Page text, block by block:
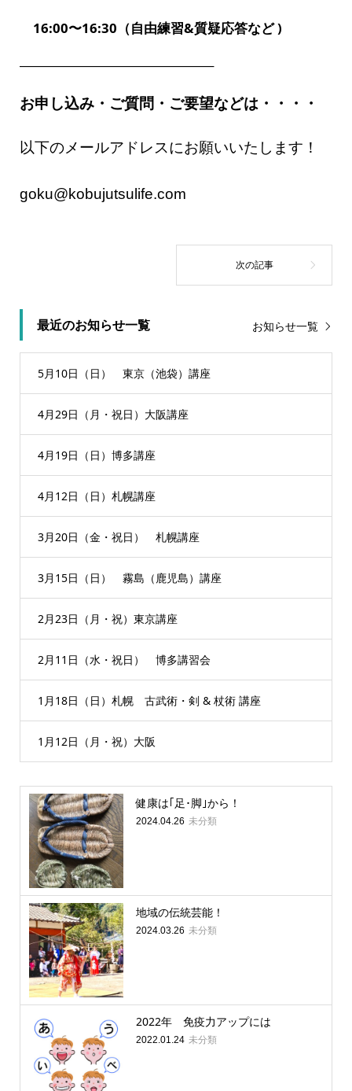
16:00〜16:30（自由練習&質疑応答など )
——————————————–
お申し込み・ご質問・ご要望などは・・・・
以下のメールアドレスにお願いいたします！
goku@kobujutsulife.com
最近のお知らせ一覧 お知らせ一覧
5月10日（日） 東京（池袋）講座
4月29日（月・祝日）大阪講座
4月19日（日）博多講座
4月12日（日）札幌講座
3月20日（金・祝日） 札幌講座
3月15日（日） 霧島（鹿児島）講座
2月23日（月・祝）東京講座
2月11日（水・祝日） 博多講習会
1月18日（日）札幌 古武術・剣 & 杖術 講座
1月12日（月・祝）大阪
健康は｢足･脚｣から！
2024.04.26 未分類
地域の伝統芸能！
2024.03.26 未分類
2022年 免疫力アップには
2022.01.24 未分類